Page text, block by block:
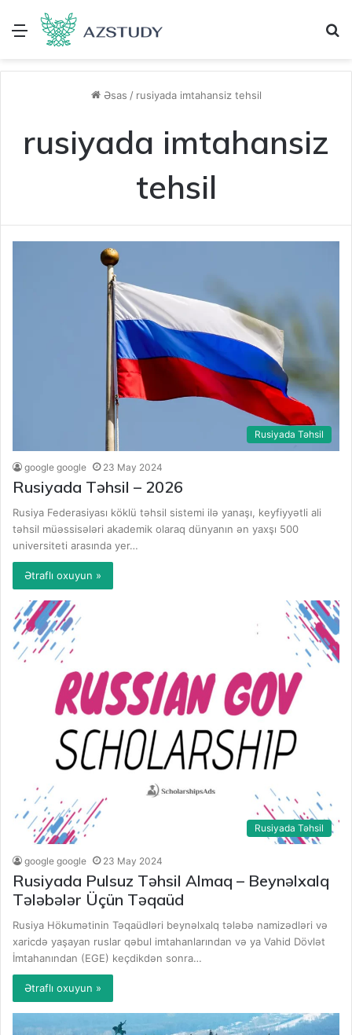
Menu
Əsas / rusiyada imtahansiz tehsil
rusiyada imtahansiz
tehsil
Rusiyada Təhsil
google google 23 May 2024
Rusiyada Təhsil – 2026
Rusiya Federasiyası köklü təhsil sistemi ilə yanaşı, keyfiyyətli ali
təhsil müəssisələri akademik olaraq dünyanın ən yaxşı 500
universiteti arasında yer…
Ətraflı oxuyun »
Rusiyada Təhsil
google google 23 May 2024
Rusiyada Pulsuz Təhsil Almaq – Beynəlxalq
Tələbələr Üçün Təqaüd
Rusiya Hökumətinin Təqaüdləri beynəlxalq tələbə namizədləri və
xaricdə yaşayan ruslar qəbul imtahanlarından və ya Vahid Dövlət
İmtahanından (EGE) keçdikdən sonra…
Ətraflı oxuyun »